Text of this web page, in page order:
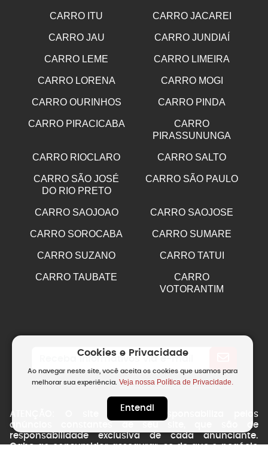
CARRO ITU CARRO JACAREI
CARRO JAU CARRO JUNDIAÍ
CARRO LEME CARRO LIMEIRA
CARRO LORENA CARRO MOGI
CARRO OURINHOS CARRO PINDA
CARRO PIRACICABA
CARRO
PIRASSUNUNGA
CARRO RIOCLARO CARRO SALTO
CARRO SÃO JOSÉ
DO RIO PRETO
CARRO SÃO PAULO
CARRO SAOJOAO CARRO SAOJOSE
CARRO SOROCABA CARRO SUMARE
CARRO SUZANO CARRO TATUI
CARRO TAUBATE
CARRO
VOTORANTIM
ATENÇÃO: O site não se responsabiliza pelos
anúncios constantes de seu site, que são de
responsabilidade exclusiva de cada anunciante.
Cabe ao consumidor assegurar-se de que o negócio
Cookies e Privacidade
Ao navegar neste site, você aceita os cookies que usamos para
melhorar sua experiência.Veja nossa Política de Privacidade.
Entendi